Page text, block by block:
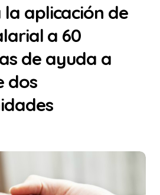
la aplicación de
a 60
de ayuda a
dos